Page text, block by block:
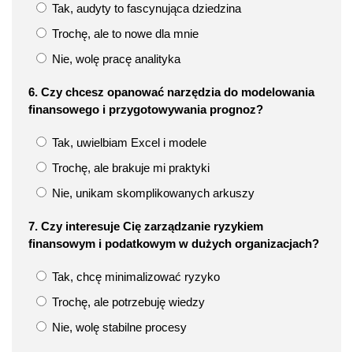
Tak, audyty to fascynująca dziedzina
Trochę, ale to nowe dla mnie
Nie, wolę pracę analityka
6. Czy chcesz opanować narzędzia do modelowania
finansowego i przygotowywania prognoz?
Tak, uwielbiam Excel i modele
Trochę, ale brakuje mi praktyki
Nie, unikam skomplikowanych arkuszy
7. Czy interesuje Cię zarządzanie ryzykiem
finansowym i podatkowym w dużych organizacjach?
Tak, chcę minimalizować ryzyko
Trochę, ale potrzebuję wiedzy
Nie, wolę stabilne procesy